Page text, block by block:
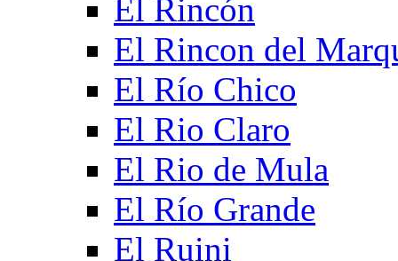
El Rincón
El Rincon del
El Río Chico
El Rio Claro
El Rio de Mula
El Río Grande
El Ruini